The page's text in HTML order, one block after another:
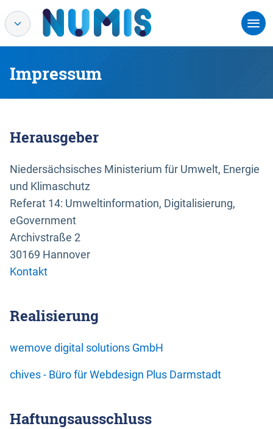
Impressum
Herausgeber
Niedersächsisches Ministerium für Umwelt, Energie
und Klimaschutz
Referat 14: Umweltinformation, Digitalisierung,
eGovernment
Archivstraße 2
30169 Hannover
Kontakt
Realisierung
wemove digital solutions GmbH
chives - Büro für Webdesign Plus Darmstadt
Haftungsausschluss